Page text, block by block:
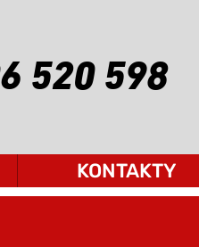
520 598
KONTAKTY